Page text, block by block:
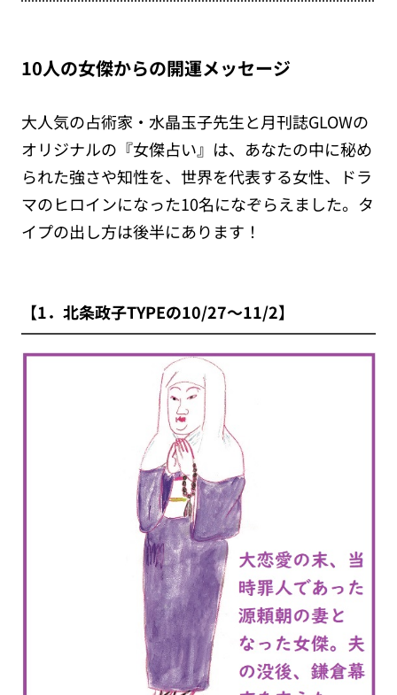
10人の女傑からの開運メッセージ
大人気の占術家・水晶玉子先生と月刊誌GLOWの
オリジナルの『女傑占い』は、あなたの中に秘め
られた強さや知性を、世界を代表する女性、ドラ
マのヒロインになった10名になぞらえました。タ
イプの出し方は後半にあります！
【1．北条政子TYPEの10/27～11/2】